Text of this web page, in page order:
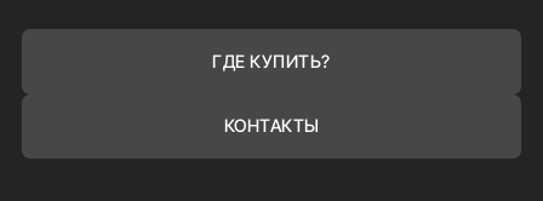
ГДЕ КУПИТЬ?
КОНТАКТЫ